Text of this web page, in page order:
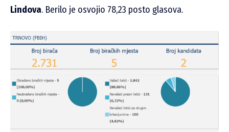
Lindova. Berilo je osvojio 78,23 posto glasova.